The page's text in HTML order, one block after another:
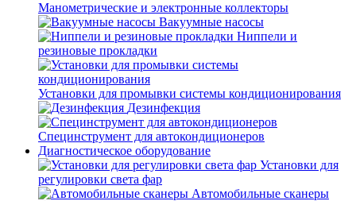
Манометрические и электронные коллекторы
Вакуумные насосы
Ниппели и
резиновые прокладки
Установки для промывки системы кондиционирования
Дезинфекция
Специнструмент для автокондиционеров
Диагностическое оборудование
Установки для
регулировки света фар
Автомобильные сканеры